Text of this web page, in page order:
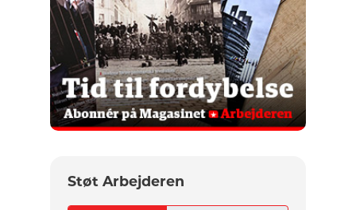
Støt Arbejderen